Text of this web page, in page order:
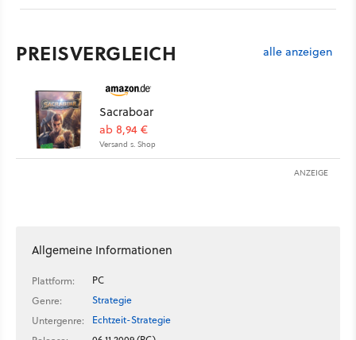
PREISVERGLEICH alle anzeigen
Sacraboar
ab 8,94 €
Versand s. Shop
ANZEIGE
Allgemeine Informationen
Plattform:
PC
Genre:
Strategie
Untergenre:
Echtzeit-Strategie